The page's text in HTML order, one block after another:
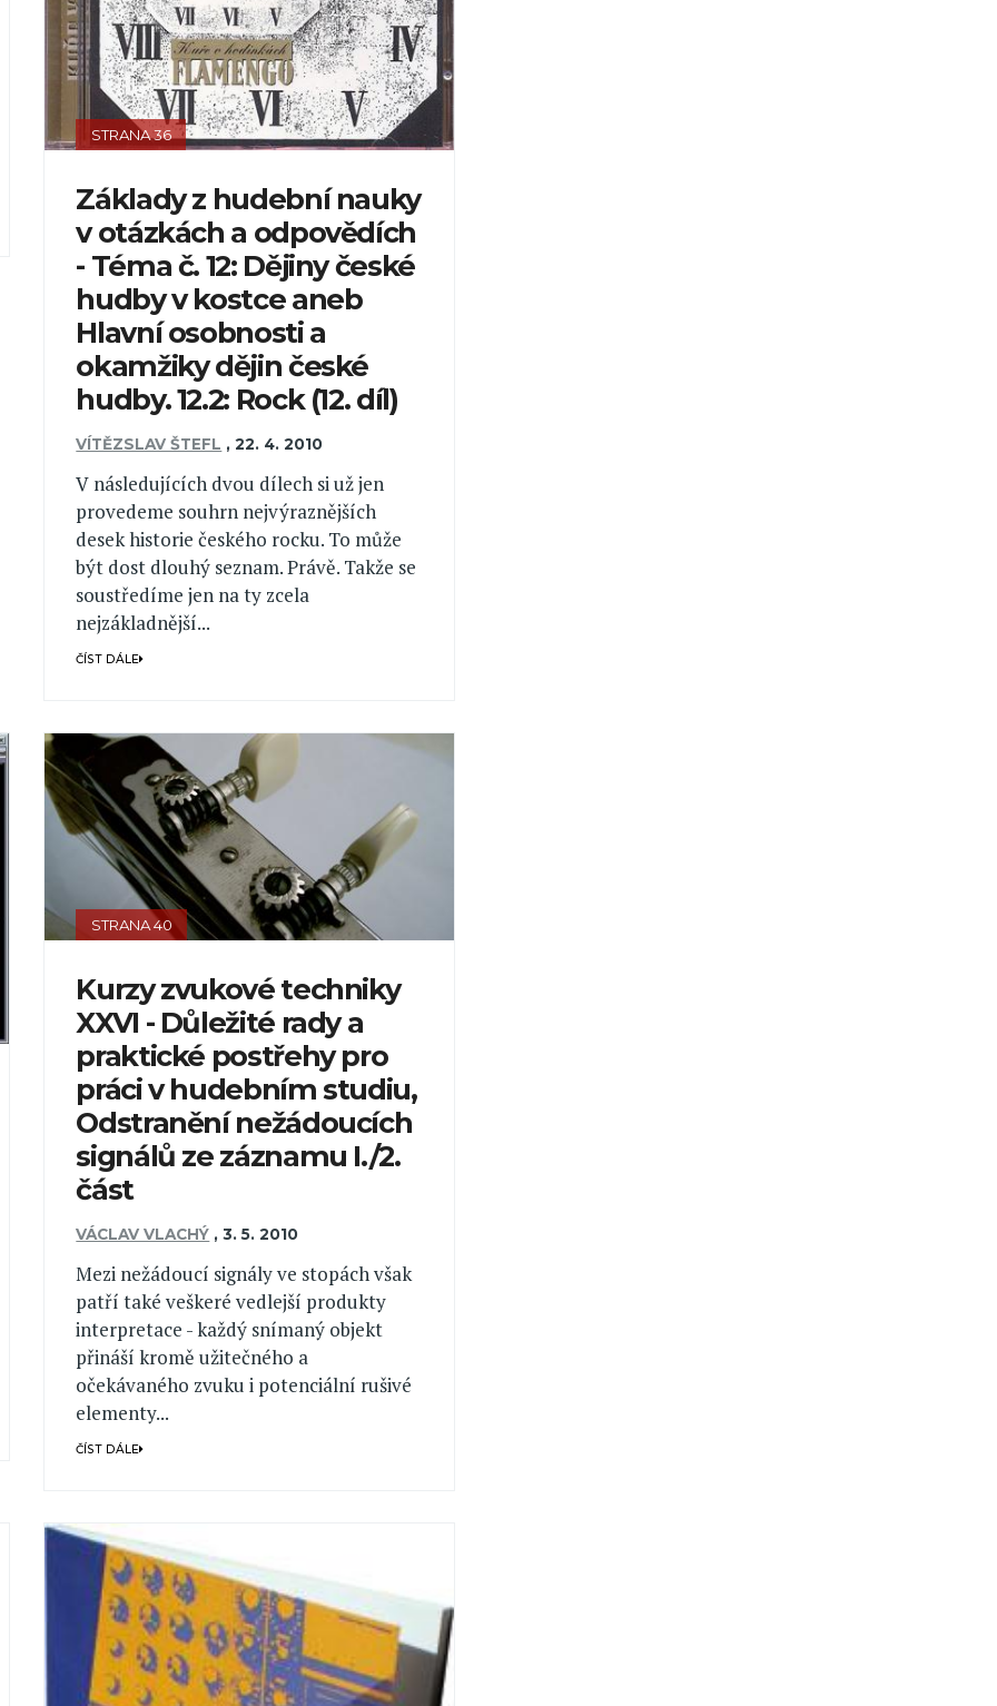
STRANA 36
Základy z hudební nauky
v otázkách a odpovědích
- Téma č. 12: Dějiny české
hudby v kostce aneb
Hlavní osobnosti a
okamžiky dějin české
hudby. 12.2: Rock (12. díl)
VÍTĚZSLAV ŠTEFL ,22. 4. 2010
V následujících dvou dílech si už jen
provedeme souhrn nejvýraznějších
desek historie českého rocku. To může
být dost dlouhý seznam. Právě. Takže se
soustředíme jen na ty zcela
nejzákladnější...
ČÍST DÁLE
STRANA 40
Kurzy zvukové techniky
XXVI - Důležité rady a
praktické postřehy pro
práci v hudebním studiu,
Odstranění nežádoucích
signálů ze záznamu I./2.
část
VÁCLAV VLACHÝ ,3. 5. 2010
Mezi nežádoucí signály ve stopách však
patří také veškeré vedlejší produkty
interpretace - každý snímaný objekt
přináší kromě užitečného a
očekávaného zvuku i potenciální rušivé
elementy...
ČÍST DÁLE